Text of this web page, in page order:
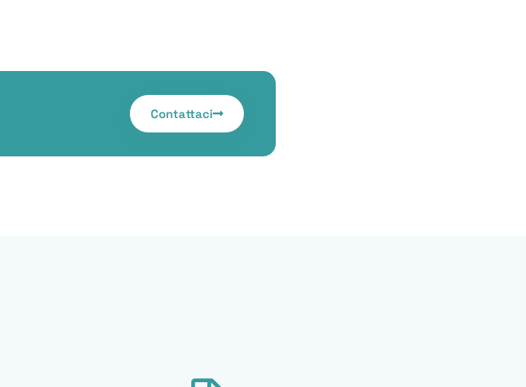
Contattaci